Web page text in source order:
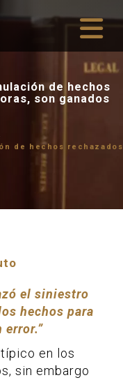
con
en juicios.
el siniestro
hechos para
error.”
en los
sin embargo